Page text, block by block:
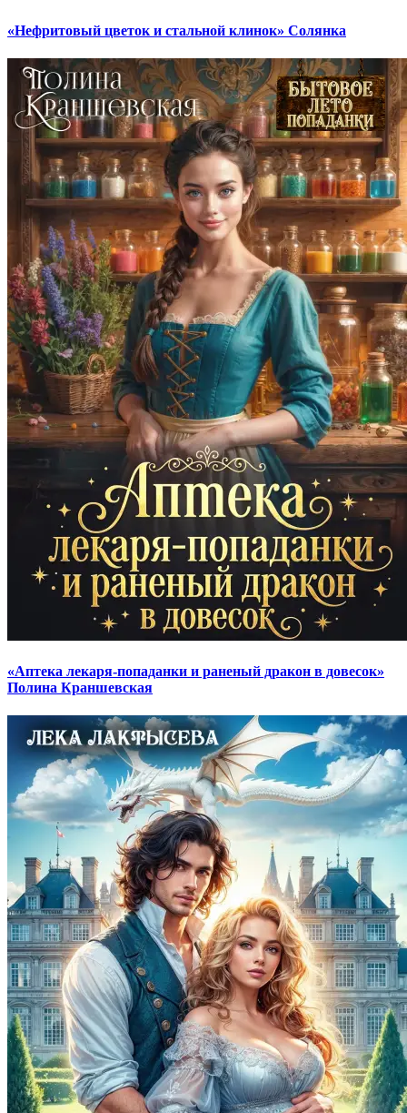
«Нефритовый цветок и стальной клинок» Солянка
«Аптека лекаря-попаданки и раненый дракон в довесок»
Полина Краншевская